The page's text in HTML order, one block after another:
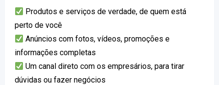
Produtos e serviços de verdade, de quem está
perto de você
Anúncios com fotos, vídeos, promoções e
informações completas
Um canal direto com os empresários, para tirar
dúvidas ou fazer negócios